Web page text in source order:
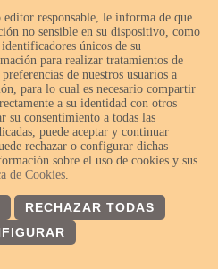
- Todos los derechos
responsable, le informa de que
no sensible en su dispositivo, como
únicos de su
para realizar tratamientos de
de nuestros usuarios a
para lo cual es necesario compartir
a su identidad con otros
su consentimiento a todas las
puede aceptar y continuar
rechazar o configurar dichas
sobre el uso de cookies y sus
de Cookies.
RECHAZAR TODAS